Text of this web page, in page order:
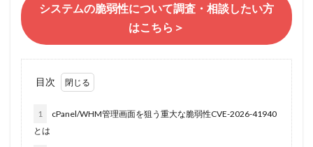
システムの脆弱性について調査・相談したい方
はこちら＞
目次
1
cPanel/WHM管理画面を狙う重大な脆弱性CVE-2026-41940
とは